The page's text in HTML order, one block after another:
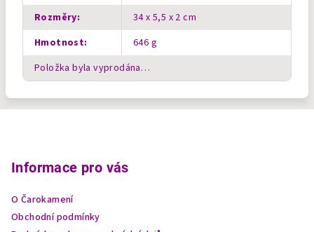
Rozměry:
34 x 5,5 x 2 cm
Hmotnost:
646 g
Položka byla vyprodána…
Informace pro vás
O Čarokamení
Obchodní podmínky